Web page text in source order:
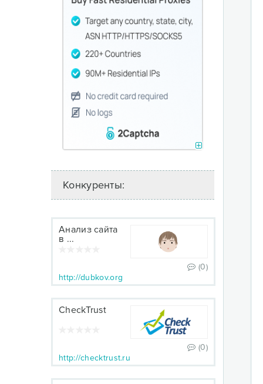
Конкуренты:
Анализ сайта
в ...
(0)
http://dubkov.org
CheckTrust
(0)
http://checktrust.ru